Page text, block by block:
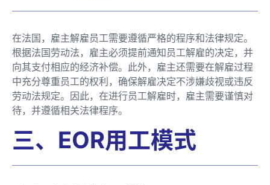
在法国，雇主解雇员工需要遵循严格的程序和法律规定。
根据法国劳动法，雇主必须提前通知员工解雇的决定，并
向其支付相应的经济补偿。此外，雇主还需要在解雇过程
中充分尊重员工的权利，确保解雇决定不涉嫌歧视或违反
劳动法规定。因此，在进行员工解雇时，雇主需要谨慎对
待，并遵循相关法律程序。
三、EOR用工模式